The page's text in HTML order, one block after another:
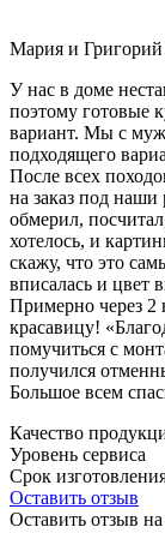
Мария и
У нас в доме
поэтому готовые
вариант. Мы с
подходящего
После всех
на заказ под
обмерил,
хотелось, и
скажу, что это
вписалась и цвет
Примерно через
красавицу!
помучиться с
получился
Большое всем
Качество
Уровень сервиса
Срок
Оставить отзыв
Оставить отзыв